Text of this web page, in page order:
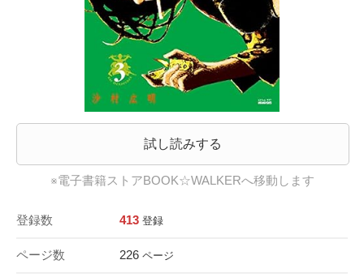
試し読みする
※電子書籍ストアBOOK☆WALKERへ移動します
登録数 413 登録
ページ数 226 ページ